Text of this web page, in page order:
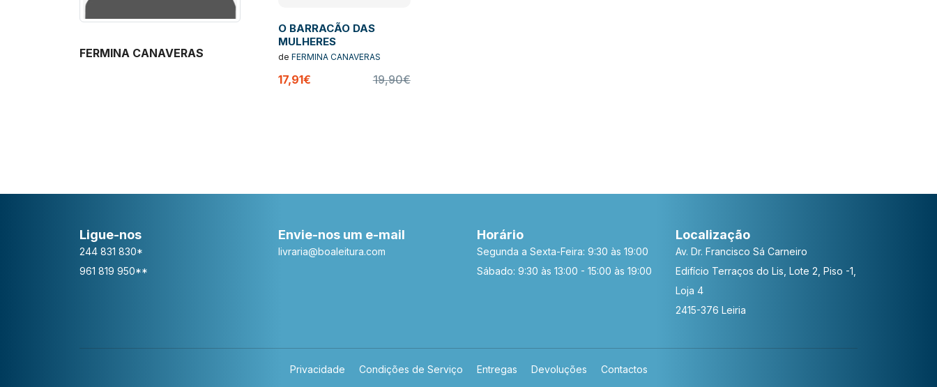
FERMINA CANAVERAS
O BARRACÃO DAS
MULHERES
de FERMINA CANAVERAS
17,91€ 19,90€
Ligue-nos
244 831 830*
961 819 950**
Envie-nos um e-mail
livraria@boaleitura.com
Horário
Segunda a Sexta-Feira: 9:30 às 19:00
Sábado: 9:30 às 13:00 - 15:00 às 19:00
Localização
Av. Dr. Francisco Sá Carneiro
Edifício Terraços do Lis, Lote 2, Piso -1,
Loja 4
2415-376 Leiria
Privacidade Condições de Serviço Entregas Devoluções Contactos